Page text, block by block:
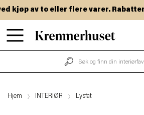
Hopp
til
kjøp av to eller flere varer. Rabatten
Hjem INTERIØR Lysfat